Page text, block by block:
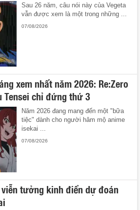
Sau 26 năm, câu nói này của Vegeta
vẫn được xem là một trong những ...
07/08/2026
xem nhất năm 2026: Re:Zero
Tensei chỉ đứng thứ 3
Năm 2026 đang mang đến một "bữa
tiệc" dành cho người hâm mộ anime
isekai ...
07/08/2026
tưởng kinh điển dự đoán